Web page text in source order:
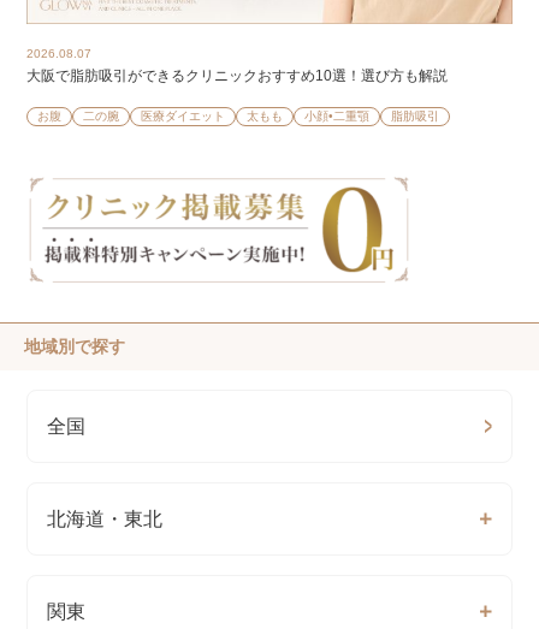
2026.08.07
大阪で脂肪吸引ができるクリニックおすすめ10選！選び方も解説
お腹 二の腕 医療ダイエット 太もも 小顔•二重顎 脂肪吸引
地域別で探す
全国
北海道・東北
関東